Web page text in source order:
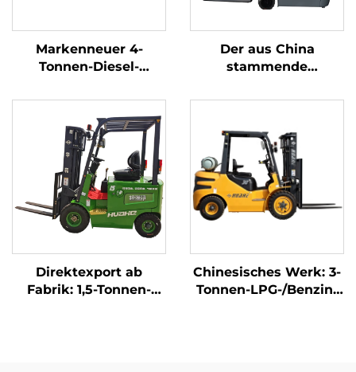
Markenneuer 4-
Tonnen-Diesel-
hochwertigem
japanischem ISUZU-
Motor
Der aus China
stammende
gewichtsoptimierte
Gabelstapler mit 1,0
Tonne Tragfähigkeit
ist preisgünstig.
Direktexport ab
Fabrik: 1,5-Tonnen-
Chinesisches Werk: 3-
Tonnen-LPG-/Benzin-